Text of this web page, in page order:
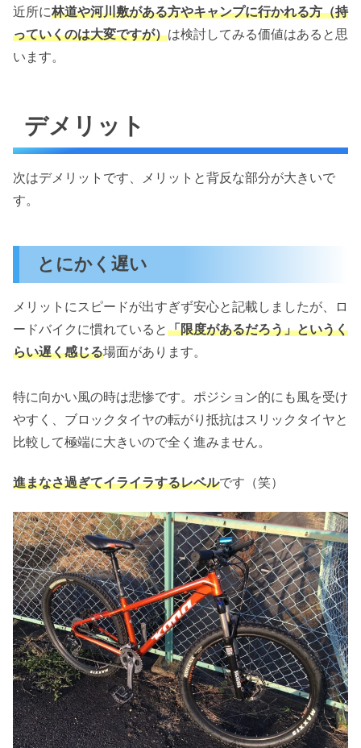
近所に林道や河川敷がある方やキャンプに行かれる方（持
っていくのは大変ですが）は検討してみる価値はあると思
います。
デメリット
次はデメリットです、メリットと背反な部分が大きいで
す。
とにかく遅い
メリットにスピードが出すぎず安心と記載しましたが、ロ
ードバイクに慣れていると「限度があるだろう」というく
らい遅く感じる場面があります。
特に向かい風の時は悲惨です。ポジション的にも風を受け
やすく、ブロックタイヤの転がり抵抗はスリックタイヤと
比較して極端に大きいので全く進みません。
進まなさ過ぎてイライラするレベルです（笑）